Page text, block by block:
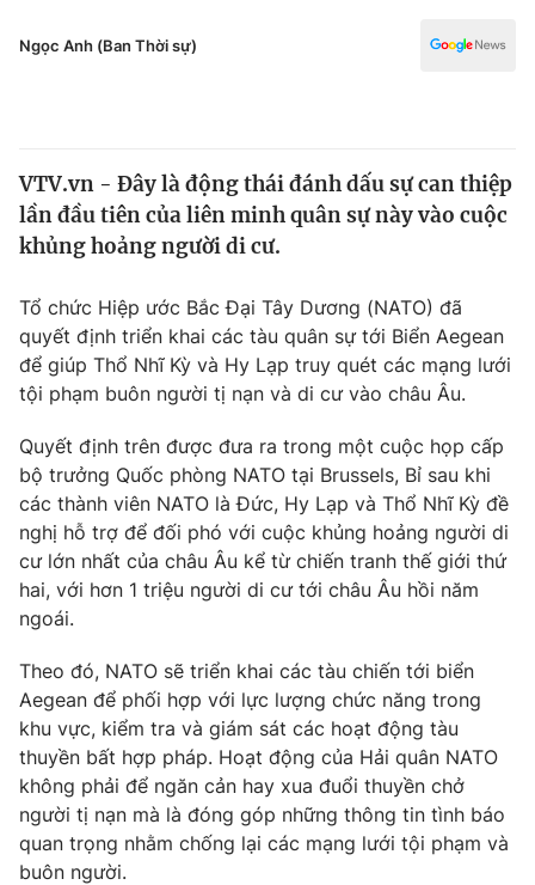
Thế giới
Thế giới đó đây
Câu chuyện quốc tế
Kinh tế
Tài chính
Thị trường
Góc doanh nghiệp
Dữ liệu và đời sống
Truyền hình
Phim VTV
Hậu trường
Nhân vật
Giải sao mai
Giải trí
Điện ảnh
Âm nhạc
Sao
Đời sống
Du lịch
Làm đẹp
Chất lượng cuộc sống
Tuyển sinh
Học trực tuyến
Công nghệ
Hitech Công nghệ tương lai
Sản phẩm
Thị trường
Giao lưu trực tuyến
Lịch phát sóng
Y tế
Ngọc Anh (Ban Thời sự)
VTV.vn - Đây là động thái đánh dấu sự can thiệp
lần đầu tiên của liên minh quân sự này vào cuộc
khủng hoảng người di cư.
Tổ chức Hiệp ước Bắc Đại Tây Dương (NATO) đã
quyết định triển khai các tàu quân sự tới Biển Aegean
để giúp Thổ Nhĩ Kỳ và Hy Lạp truy quét các mạng lưới
tội phạm buôn người tị nạn và di cư vào châu Âu.
Quyết định trên được đưa ra trong một cuộc họp cấp
bộ trưởng Quốc phòng NATO tại Brussels, Bỉ sau khi
các thành viên NATO là Đức, Hy Lạp và Thổ Nhĩ Kỳ đề
nghị hỗ trợ để đối phó với cuộc khủng hoảng người di
cư lớn nhất của châu Âu kể từ chiến tranh thế giới thứ
hai, với hơn 1 triệu người di cư tới châu Âu hồi năm
ngoái.
Theo đó, NATO sẽ triển khai các tàu chiến tới biển
Aegean để phối hợp với lực lượng chức năng trong
khu vực, kiểm tra và giám sát các hoạt động tàu
thuyền bất hợp pháp. Hoạt động của Hải quân NATO
không phải để ngăn cản hay xua đuổi thuyền chở
người tị nạn mà là đóng góp những thông tin tình báo
quan trọng nhằm chống lại các mạng lưới tội phạm và
buôn người.